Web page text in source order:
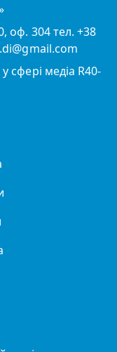
оф. 304 тел. +38
сфері медіа R40-